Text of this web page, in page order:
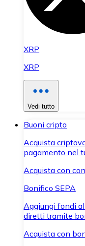
XRP
XRP
Vedi tutto
Buoni cripto
Acquista
pagamento nel
Acquista con
Bonifico SEPA
Aggiungi fondi
diretti tramite
Acquista con